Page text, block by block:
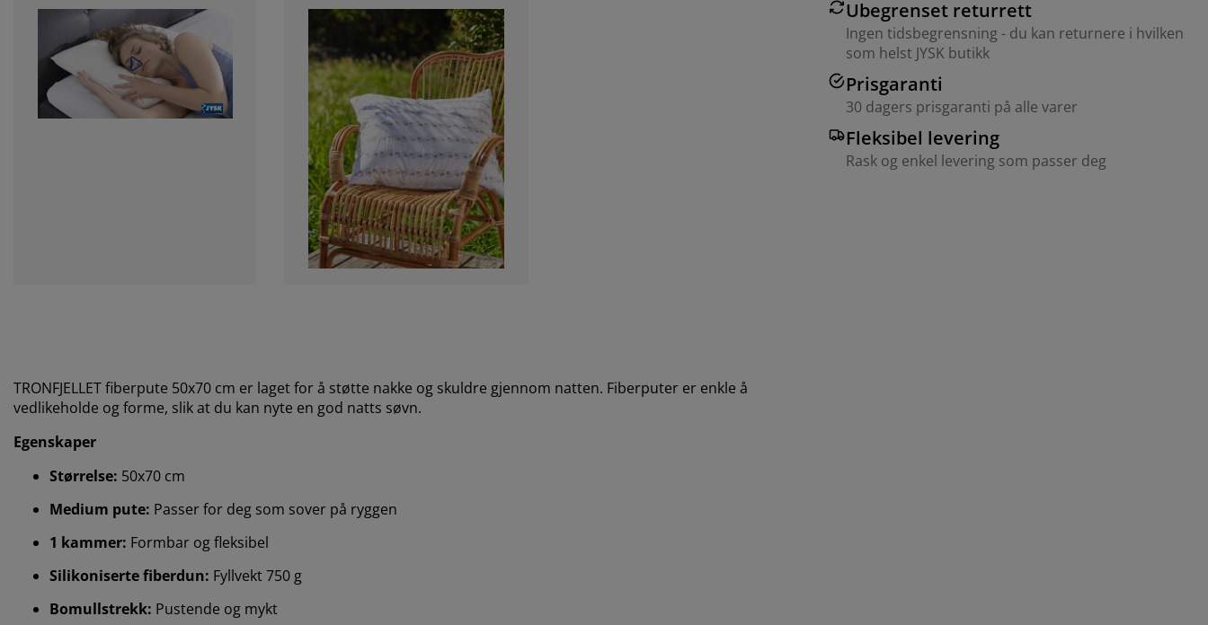
Ubegrenset returrett
Ingen tidsbegrensning - du kan returnere i hvilken
som helst JYSK butikk
Prisgaranti
30 dagers prisgaranti på alle varer
Fleksibel levering
Rask og enkel levering som passer deg
TRONFJELLET fiberpute 50x70 cm er laget for å støtte nakke og skuldre gjennom natten. Fiberputer er enkle å
vedlikeholde og forme, slik at du kan nyte en god natts søvn.
Egenskaper
Størrelse: 50x70 cm
Medium pute: Passer for deg som sover på ryggen
1 kammer: Formbar og fleksibel
Silikoniserte fiberdun: Fyllvekt 750 g
Bomullstrekk: Pustende og mykt